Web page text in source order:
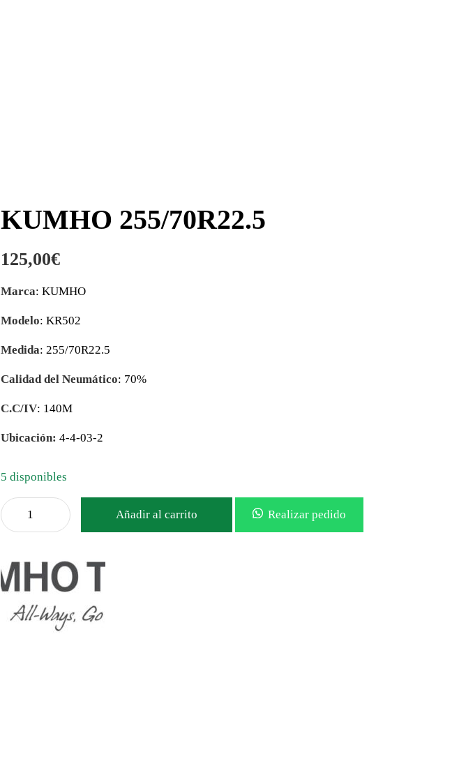
KUMHO 255/70R22.5
125,00€
Marca: KUMHO
Modelo: KR502
Medida: 255/70R22.5
Calidad del Neumático: 70%
C.C/IV: 140M
Ubicación: 4-4-03-2
5 disponibles
Añadir al carrito Realizar pedido